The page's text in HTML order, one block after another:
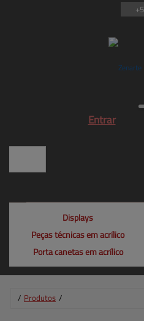
Entrar
Displays
Peças técnicas em acrílico
Porta canetas em acrílico
/ Produtos /